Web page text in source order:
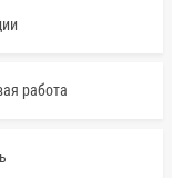
работа